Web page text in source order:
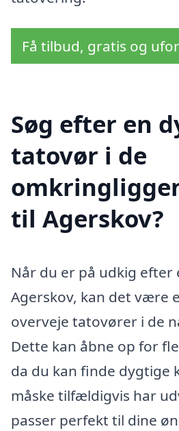
Få tilbud, gratis og
Søg efter en
tatovør i de
til Agerskov?
Når du er på udkig efter
Agerskov, kan det være
overveje tatovører i de
Dette kan åbne op for
da du kan finde dygtige
måske tilfældigvis har
passer perfekt til dine